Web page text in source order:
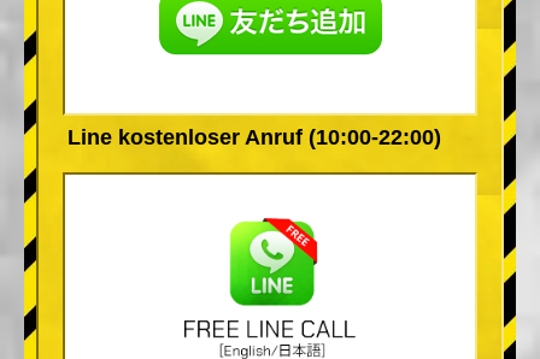
Line kostenloser Anruf (10:00-22:00)